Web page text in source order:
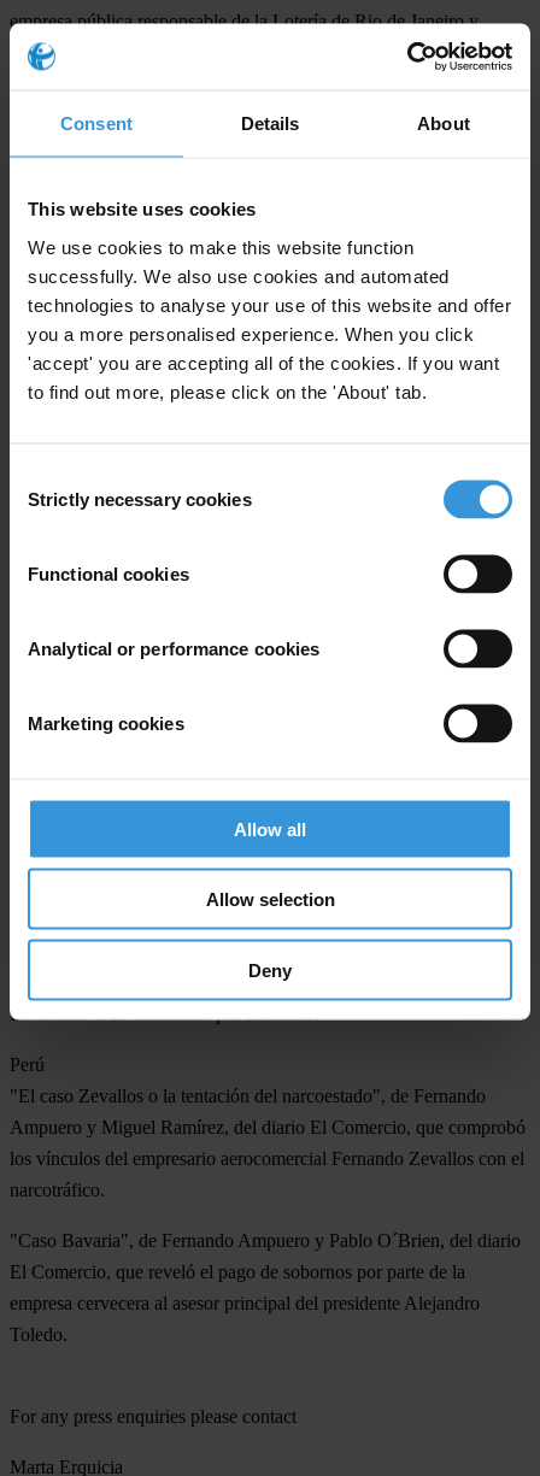
Consent Details About
This website uses cookies
We use cookies to make this website function
successfully. We also use cookies and automated
technologies to analyse your use of this website and offer
you a more personalised experience. When you click
'accept' you are accepting all of the cookies. If you want
to find out more, please click on the 'About' tab.
Selection
Strictly necessary cookies
Functional cookies
Analytical or performance cookies
Marketing cookies
Allow all
Allow selection
Deny
empresa pública responsable de la Lotería de Rio de Janeiro y
operador político del gobernante Partido de los Trabajadores.
"Los señores de las tierras", de Maria Teresa Ronderos, Carlos
Costa Rica
"Corrupción alcanza a tres expresidentes", investigado por Liliana
Carranza, Pilar Cisneros Gallo e Ignacio Santos Pasamontes de
Telenoticias, Canal 7, referido a los pagos ilícitos de las compañías
Alcatel e Instrumentarium a ex presidentes de Costa Rica.
organizadores de los XIX Juegos Centroamericanos y del Caribe.
Guatemala
"Millones de quetzales de impuestos desviados a campañas
electorales", presentado por Jennyffer Paredes, del Diario Prensa
Libre, que demostró el financiamiento con dinero del Estado de las
"Así lavó millones la banda de Portillo", escrito por Coralia Orantes
lavado de dinero de altos funcionarios vinculados al ex presidente
Alfonso Portillo, a través del Banco Crédito Hipotecario Nacional.
en su afán de presentar resultados inmediatos, condenaron
falsamente a un ciudadano por asesinato.
Perú
"El caso Zevallos o la tentación del narcoestado", de Fernando
Ampuero y Miguel Ramírez, del diario El Comercio, que comprobó
los vínculos del empresario aerocomercial Fernando Zevallos con el
narcotráfico.
"Caso Bavaria", de Fernando Ampuero y Pablo O´Brien, del diario
El Comercio, que reveló el pago de sobornos por parte de la
empresa cervecera al asesor principal del presidente Alejandro
Toledo.
For any press enquiries please contact
Marta Erquicia